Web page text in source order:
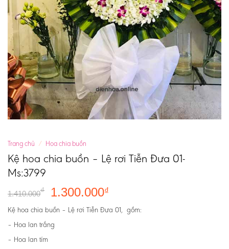
Trang chủ / Hoa chia buồn
Kệ hoa chia buồn – Lệ rơi Tiễn Đưa 01-
Ms:3799
1.410.000₫ 1.300.000₫
Kệ hoa chia buồn – Lệ rơi Tiễn Đưa 01, gồm:
– Hoa lan trắng
– Hoa lan tím